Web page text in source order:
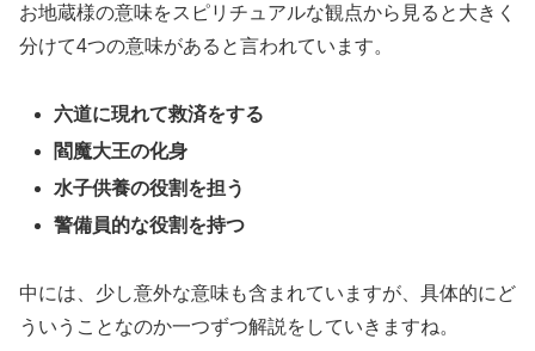
お地蔵様の意味をスピリチュアルな観点から見ると大きく
分けて4つの意味があると言われています。
六道に現れて救済をする
閻魔大王の化身
水子供養の役割を担う
警備員的な役割を持つ
中には、少し意外な意味も含まれていますが、具体的にど
ういうことなのか一つずつ解説をしていきますね。